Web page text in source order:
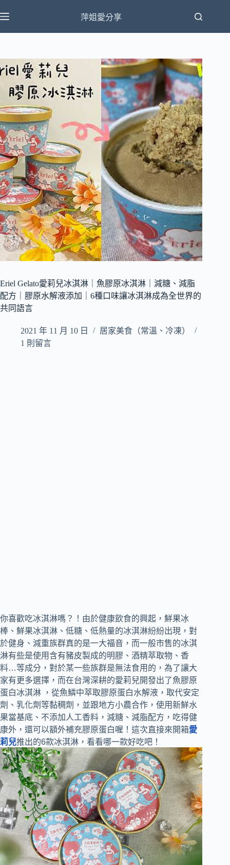
至
主
容
萍姐愛分享
Eriel Gelato愛莉兒冰淇淋｜魚膠原冰淇淋｜減糖、減脂
配方｜膠原水解液添加｜6種口味讓冰淇淋成為全世界的
共同語言
2021 年 11 月 10 日
居家美食（常溫、冷凍）
1 則留言
你喜歡吃冰淇淋嗎？！由於健康飲食的興起，鮮果冰
棒、鮮果冰淇淋、低糖、低熱量的冰淇淋紛紛出現，對
於健身、減重族群真的是一大福音，而一般市售的冰淇
淋有些是使用含有豬皮製成的明膠、酒精萃取物、香
料…等成分，對於某一些族群是無法食用的，為了讓大
家有更多選擇，而在台灣深耕的愛莉兒開發出了魚膠原
蛋白冰淇淋 ，從魚鱗中萃取膠原蛋白水解液，取代安定
劑、乳化劑等黏稠劑，並跟地方小農合作，使用新鮮水
果當基底、不添加人工香料，減糖、減脂配方，吃得健
康外，還可以額外補充膠原蛋白喔！這次直接來開箱愛
莉兒推出的6款冰淇淋，看看哪一款好吃吧！